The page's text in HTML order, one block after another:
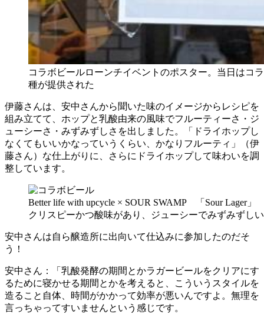
コラボビールローンチイベントのポスター。当日はコ
種が提供された
伊藤さんは、安中さんから聞いた味のイメージからレシピを
組み立てて、ホップと乳酸由来の風味でフルーティーさ・ジ
ューシーさ・みずみずしさを出しました。「ドライホップし
なくてもいいかなっていうくらい、かなりフルーティ」（伊
藤さん）な仕上がりに、さらにドライホップして味わいを調
整しています。
Better life with upcycle × SOUR SWAMP 「Sour Lager」
クリスピーかつ酸味があり、ジューシーでみずみずし
安中さんは自ら醸造所に出向いて仕込みに参加したのだそ
う！
安中さん：「乳酸発酵の期間とかラガービールをクリアにす
るために寝かせる期間とかを考えると、こういうスタイルを
造ること自体、時間がかかって効率が悪いんですよ。無理を
言っちゃってすいませんという感じです。